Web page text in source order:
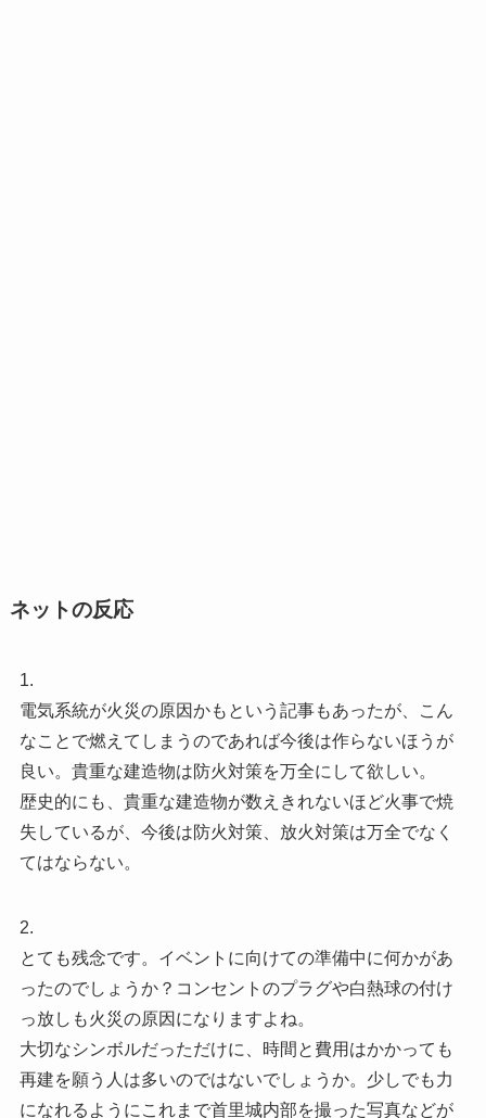
ネットの反応
1.
電気系統が火災の原因かもという記事もあったが、こん
なことで燃えてしまうのであれば今後は作らないほうが
良い。貴重な建造物は防火対策を万全にして欲しい。
歴史的にも、貴重な建造物が数えきれないほど火事で焼
失しているが、今後は防火対策、放火対策は万全でなく
てはならない。
2.
とても残念です。イベントに向けての準備中に何かがあ
ったのでしょうか？コンセントのプラグや白熱球の付け
っ放しも火災の原因になりますよね。
大切なシンボルだっただけに、時間と費用はかかっても
再建を願う人は多いのではないでしょうか。少しでも力
になれるようにこれまで首里城内部を撮った写真などが